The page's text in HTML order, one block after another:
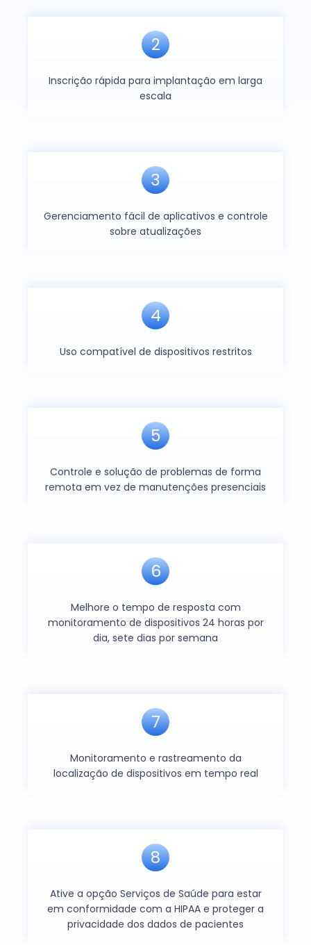
2
Inscrição rápida para implantação em larga
escala
3
Gerenciamento fácil de aplicativos e controle
sobre atualizações
4
Uso compatível de dispositivos restritos
5
Controle e solução de problemas de forma
remota em vez de manutenções presenciais
6
Melhore o tempo de resposta com
monitoramento de dispositivos 24 horas por
dia, sete dias por semana
7
Monitoramento e rastreamento da
localização de dispositivos em tempo real
8
Ative a opção Serviços de Saúde para estar
em conformidade com a HIPAA e proteger a
privacidade dos dados de pacientes